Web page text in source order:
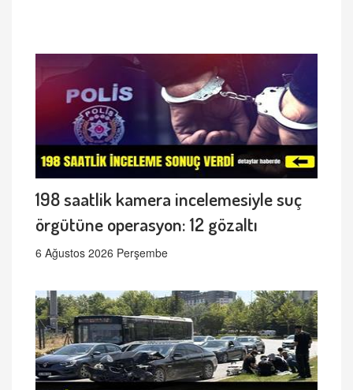
198 saatlik kamera incelemesiyle suç
örgütüne operasyon: 12 gözaltı
6 Ağustos 2026 Perşembe